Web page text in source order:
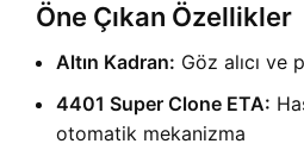
Öne Çıkan Özellikler
Altın Kadran: Göz alıcı ve
4401 Super Clone ETA:
otomatik mekanizma